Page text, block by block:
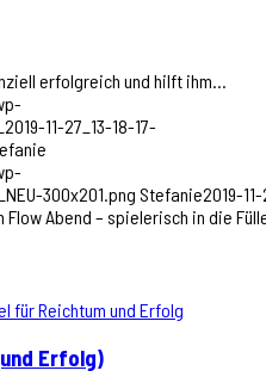
erfolgreich und hilft ihm…
11-27_13-18-17-
300x201.png Stefanie2019-
Flow Abend – spielerisch in die
Erfolg)